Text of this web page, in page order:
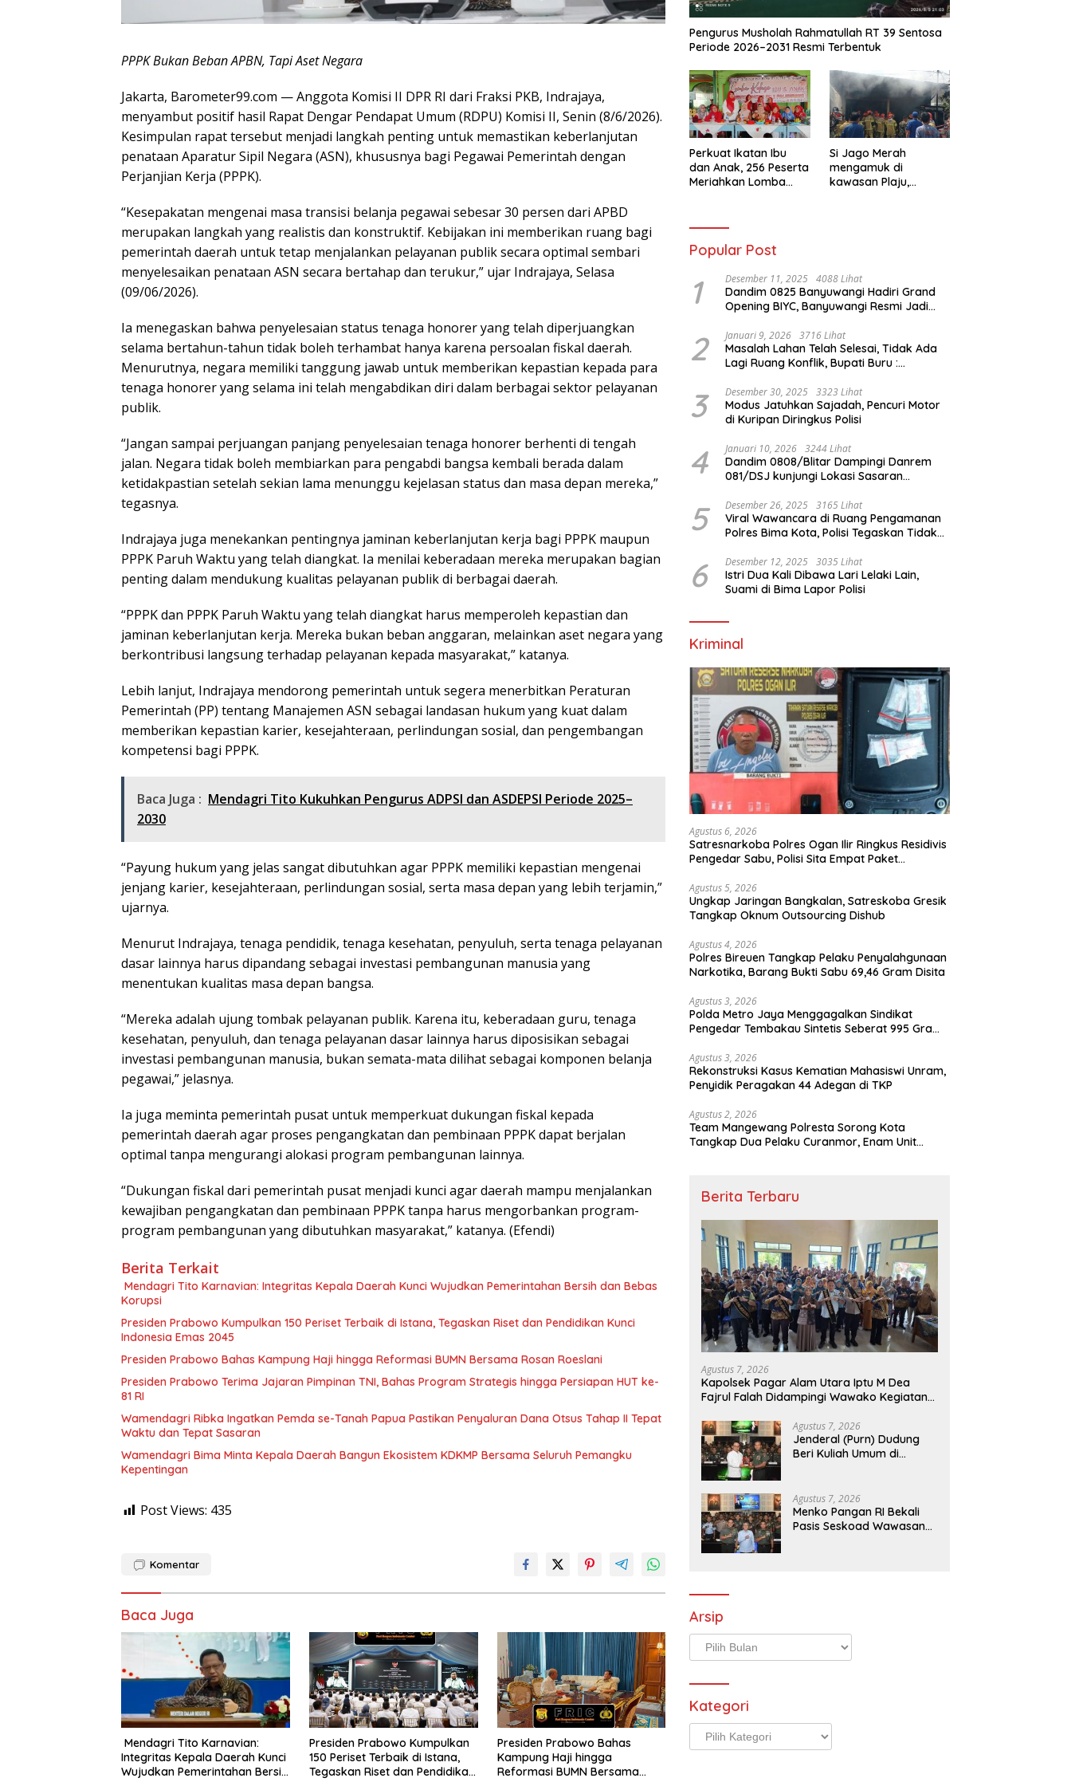
PPPK Bukan Beban APBN, Tapi Aset Negara
Jakarta, Barometer99.com — Anggota Komisi II DPR RI dari Fraksi PKB, Indrajaya,
menyambut positif hasil Rapat Dengar Pendapat Umum (RDPU) Komisi II, Senin (8/6/2026).
Kesimpulan rapat tersebut menjadi langkah penting untuk memastikan keberlanjutan
penataan Aparatur Sipil Negara (ASN), khususnya bagi Pegawai Pemerintah dengan
Perjanjian Kerja (PPPK).
“Kesepakatan mengenai masa transisi belanja pegawai sebesar 30 persen dari APBD
merupakan langkah yang realistis dan konstruktif. Kebijakan ini memberikan ruang bagi
pemerintah daerah untuk tetap menjalankan pelayanan publik secara optimal sembari
menyelesaikan penataan ASN secara bertahap dan terukur,” ujar Indrajaya, Selasa
(09/06/2026).
Ia menegaskan bahwa penyelesaian status tenaga honorer yang telah diperjuangkan
selama bertahun-tahun tidak boleh terhambat hanya karena persoalan fiskal daerah.
Menurutnya, negara memiliki tanggung jawab untuk memberikan kepastian kepada para
tenaga honorer yang selama ini telah mengabdikan diri dalam berbagai sektor pelayanan
publik.
“Jangan sampai perjuangan panjang penyelesaian tenaga honorer berhenti di tengah
jalan. Negara tidak boleh membiarkan para pengabdi bangsa kembali berada dalam
ketidakpastian setelah sekian lama menunggu kejelasan status dan masa depan mereka,”
tegasnya.
Indrajaya juga menekankan pentingnya jaminan keberlanjutan kerja bagi PPPK maupun
PPPK Paruh Waktu yang telah diangkat. Ia menilai keberadaan mereka merupakan bagian
penting dalam mendukung kualitas pelayanan publik di berbagai daerah.
“PPPK dan PPPK Paruh Waktu yang telah diangkat harus memperoleh kepastian dan
jaminan keberlanjutan kerja. Mereka bukan beban anggaran, melainkan aset negara yang
berkontribusi langsung terhadap pelayanan kepada masyarakat,” katanya.
Lebih lanjut, Indrajaya mendorong pemerintah untuk segera menerbitkan Peraturan
Pemerintah (PP) tentang Manajemen ASN sebagai landasan hukum yang kuat dalam
memberikan kepastian karier, kesejahteraan, perlindungan sosial, dan pengembangan
kompetensi bagi PPPK.
Baca Juga : Mendagri Tito Kukuhkan Pengurus ADPSI dan ASDEPSI Periode 2025–
2030
“Payung hukum yang jelas sangat dibutuhkan agar PPPK memiliki kepastian mengenai
jenjang karier, kesejahteraan, perlindungan sosial, serta masa depan yang lebih terjamin,”
ujarnya.
Menurut Indrajaya, tenaga pendidik, tenaga kesehatan, penyuluh, serta tenaga pelayanan
dasar lainnya harus dipandang sebagai investasi pembangunan manusia yang
menentukan kualitas masa depan bangsa.
“Mereka adalah ujung tombak pelayanan publik. Karena itu, keberadaan guru, tenaga
kesehatan, penyuluh, dan tenaga pelayanan dasar lainnya harus diposisikan sebagai
investasi pembangunan manusia, bukan semata-mata dilihat sebagai komponen belanja
pegawai,” jelasnya.
Ia juga meminta pemerintah pusat untuk memperkuat dukungan fiskal kepada
pemerintah daerah agar proses pengangkatan dan pembinaan PPPK dapat berjalan
optimal tanpa mengurangi alokasi program pembangunan lainnya.
“Dukungan fiskal dari pemerintah pusat menjadi kunci agar daerah mampu menjalankan
kewajiban pengangkatan dan pembinaan PPPK tanpa harus mengorbankan program-
program pembangunan yang dibutuhkan masyarakat,” katanya. (Efendi)
Berita Terkait
Mendagri Tito Karnavian: Integritas Kepala Daerah Kunci Wujudkan Pemerintahan Bersih dan Bebas
Korupsi
Presiden Prabowo Kumpulkan 150 Periset Terbaik di Istana, Tegaskan Riset dan Pendidikan Kunci
Indonesia Emas 2045
Presiden Prabowo Bahas Kampung Haji hingga Reformasi BUMN Bersama Rosan Roeslani
Presiden Prabowo Terima Jajaran Pimpinan TNI, Bahas Program Strategis hingga Persiapan HUT ke-
81 RI
Wamendagri Ribka Ingatkan Pemda se-Tanah Papua Pastikan Penyaluran Dana Otsus Tahap II Tepat
Waktu dan Tepat Sasaran
Wamendagri Bima Minta Kepala Daerah Bangun Ekosistem KDKMP Bersama Seluruh Pemangku
Kepentingan
Post Views: 435
Komentar
Baca Juga
Mendagri Tito Karnavian:
Integritas Kepala Daerah Kunci
Wujudkan Pemerintahan Bersih
Presiden Prabowo Kumpulkan
150 Periset Terbaik di Istana,
Tegaskan Riset dan Pendidikan
Presiden Prabowo Bahas
Kampung Haji hingga
Reformasi BUMN Bersama
Pengurus Musholah Rahmatullah RT 39 Sentosa
Periode 2026–2031 Resmi Terbentuk
Perkuat Ikatan Ibu
dan Anak, 256 Peserta
Meriahkan Lomba
Si Jago Merah
mengamuk di
kawasan Plaju,
Popular Post
1 Desember 11, 2025 4088 Lihat
Dandim 0825 Banyuwangi Hadiri Grand
Opening BIYC, Banyuwangi Resmi Jadi
2 Januari 9, 2026 3716 Lihat
Masalah Lahan Telah Selesai, Tidak Ada
Lagi Ruang Konflik, Bupati Buru :
Januari 2026
3 Desember 30, 2025 3323 Lihat
Modus Jatuhkan Sajadah, Pencuri Motor
di Kuripan Diringkus Polisi
4 Januari 10, 2026 3244 Lihat
Dandim 0808/Blitar Dampingi Danrem
081/DSJ kunjungi Lokasi Sasaran
Blitar
5 Desember 26, 2025 3165 Lihat
Viral Wawancara di Ruang Pengamanan
Polres Bima Kota, Polisi Tegaskan Tidak
6 Desember 12, 2025 3035 Lihat
Istri Dua Kali Dibawa Lari Lelaki Lain,
Suami di Bima Lapor Polisi
Kriminal
Agustus 6, 2026
Satresnarkoba Polres Ogan Ilir Ringkus Residivis
Pengedar Sabu, Polisi Sita Empat Paket
Agustus 5, 2026
Ungkap Jaringan Bangkalan, Satreskoba Gresik
Tangkap Oknum Outsourcing Dishub
Agustus 4, 2026
Polres Bireuen Tangkap Pelaku Penyalahgunaan
Narkotika, Barang Bukti Sabu 69,46 Gram Disita
Agustus 3, 2026
Polda Metro Jaya Menggagalkan Sindikat
Pengedar Tembakau Sintetis Seberat 995 Gram
Melalui Media Sosial
Agustus 3, 2026
Rekonstruksi Kasus Kematian Mahasiswi Unram,
Penyidik Peragakan 44 Adegan di TKP
Agustus 2, 2026
Team Mangewang Polresta Sorong Kota
Tangkap Dua Pelaku Curanmor, Enam Unit
Berita Terbaru
Agustus 7, 2026
Kapolsek Pagar Alam Utara Iptu M Dea
Fajrul Falah Didampingi Wawako Kegiatan
Agustus 7, 2026
Jenderal (Purn) Dudung
Beri Kuliah Umum di
Presiden
Agustus 7, 2026
Menko Pangan RI Bekali
Pasis Seskoad Wawasan
Arsip
Arsip
Kategori
Kategori